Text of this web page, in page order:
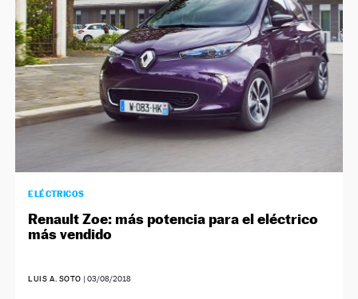
ELÉCTRICOS
Renault Zoe: más potencia para el eléctrico
más vendido
LUIS A. SOTO |03/08/2018